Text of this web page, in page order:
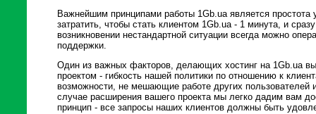
Важнейшим принципами работы 1Gb.ua является простота
затратить, чтобы стать клиентом 1Gb.ua - 1 минута, и
возникновении нестандартной ситуации всегда можно
поддержки.
Один из важных факторов, делающих хостинг на 1Gb.ua
проектом - гибкость нашей политики по отношению к
возможности, не мешающие работе других
случае расширения вашего проекта мы легко дадим вам
принцип - все запросы наших клиентов должны быть